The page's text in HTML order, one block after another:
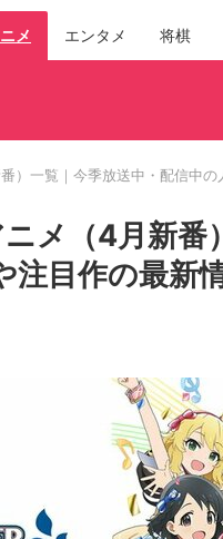
メ エンタメ 将棋
）一覧｜今季放送中・配信中の
メ（4月新番
注目作の最新